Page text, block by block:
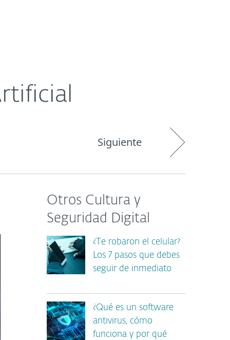
Siguiente
Otros Cultura y
Seguridad Digital
¿Te robaron el celular?
Los 7 pasos que debes
seguir de inmediato
¿Qué es un software
antivirus, cómo
funciona y por qué